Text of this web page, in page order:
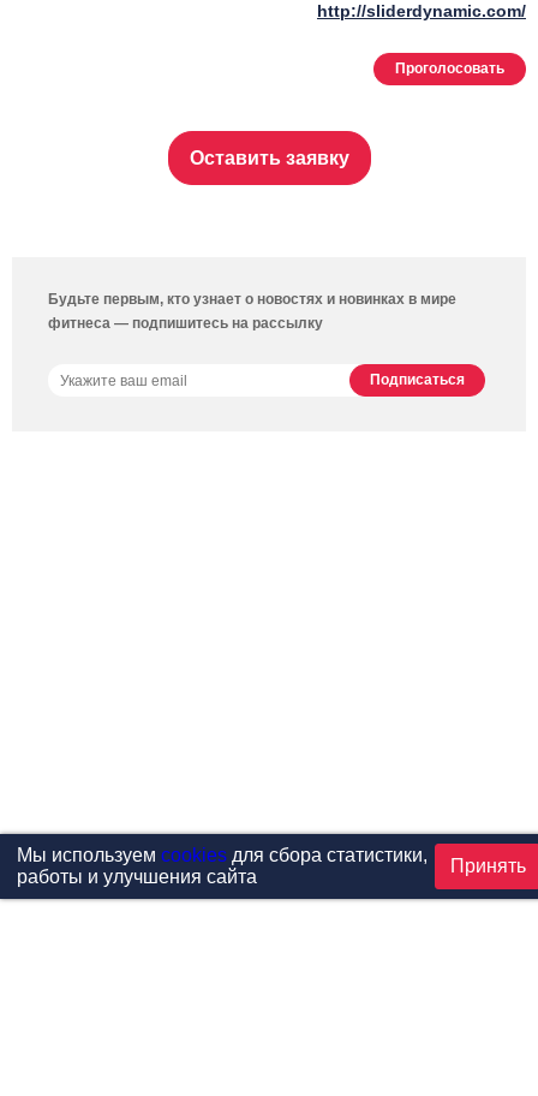
http://sliderdynamic.com/
Проголосовать
Оставить заявку
Будьте первым, кто узнает о новостях и новинках в мире
фитнеса — подпишитесь на рассылку
Мы используем cookiesдля сбора статистики,
работы и улучшения сайта
Принять